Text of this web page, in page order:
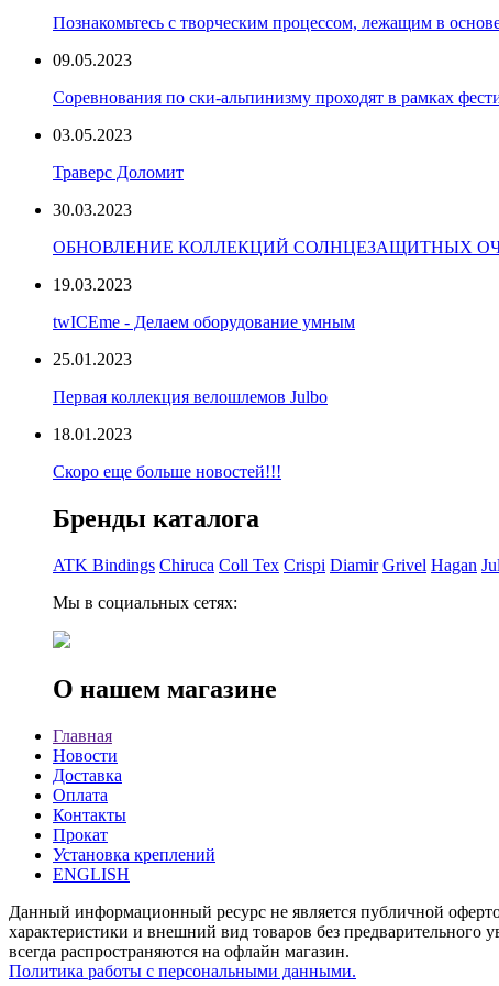
Познакомьтесь с творческим процессом, лежащим в
09.05.2023
Соревнования по ски-альпинизму проходят в рамках
03.05.2023
Траверс Доломит
30.03.2023
ОБНОВЛЕНИЕ КОЛЛЕКЦИЙ СОЛНЦЕЗАЩИТНЫХ
19.03.2023
twICEme - Делаем оборудование умным
25.01.2023
Первая коллекция велошлемов Julbo
18.01.2023
Скоро еще больше новостей!!!
Бренды каталога
ATK Bindings Chiruca Coll Tex Crispi Diamir Grivel Hagan
Мы в социальных сетях:
О нашем магазине
Главная
Новости
Доставка
Оплата
Контакты
Прокат
Установка креплений
ENGLISH
Данный информационный ресурс не является публичной
характеристики и внешний вид товаров без предварительного
всегда распространяются на офлайн магазин.
Политика работы с персональными данными.